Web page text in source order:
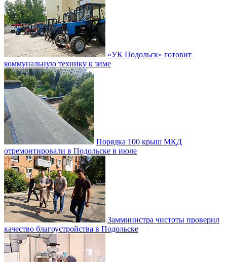
«УК Подольск» готовит
коммунальную технику к зиме
Порядка 100 крыш МКД
отремонтировали в Подольске в июле
Замминистра чистоты проверил
качество благоустройства в Подольске